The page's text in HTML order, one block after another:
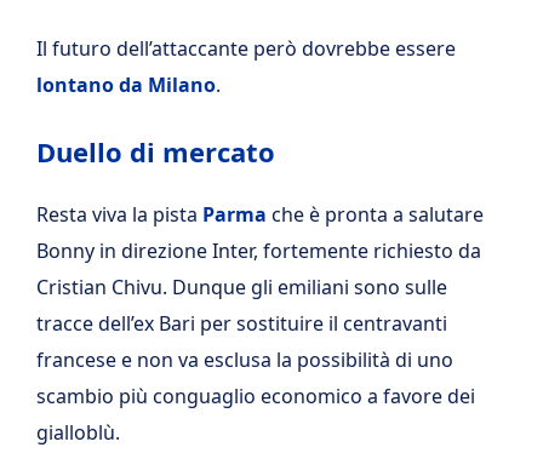
Il futuro dell’attaccante però dovrebbe essere
lontano da Milano.
Duello di mercato
Resta viva la pista Parma che è pronta a salutare
Bonny in direzione Inter, fortemente richiesto da
Cristian Chivu. Dunque gli emiliani sono sulle
tracce dell’ex Bari per sostituire il centravanti
francese e non va esclusa la possibilità di uno
scambio più conguaglio economico a favore dei
gialloblù.